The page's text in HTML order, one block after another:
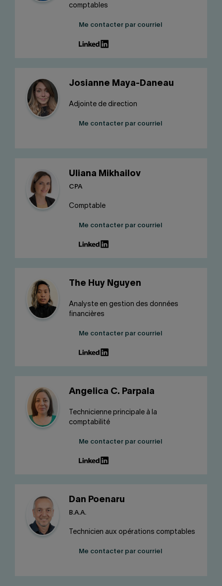
comptables
Me contacter par courriel
Josianne Maya-Daneau
Adjointe de direction
Me contacter par courriel
Uliana Mikhailov
CPA
Comptable
Me contacter par courriel
The Huy Nguyen
Analyste en gestion des données
financières
Me contacter par courriel
Angelica C. Parpala
Technicienne principale à la
comptabilité
Me contacter par courriel
Dan Poenaru
B.A.A.
Technicien aux opérations comptables
Me contacter par courriel